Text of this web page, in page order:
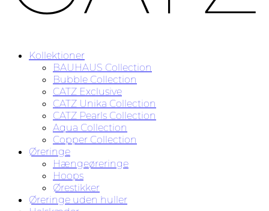
Kollektioner
BAUHAUS Collection
Bubble Collection
CATZ Exclusive
CATZ Unika Collection
CATZ Pearls Collection
Aqua Collection
Copper Collection
Øreringe
Hængeøreringe
Hoops
Ørestikker
Øreringe uden huller